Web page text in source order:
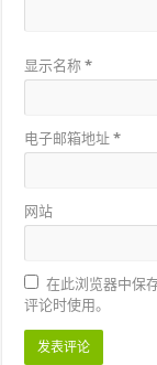
显示名称*
电子邮箱地址*
网站
在此浏览器中保
评论时使用。